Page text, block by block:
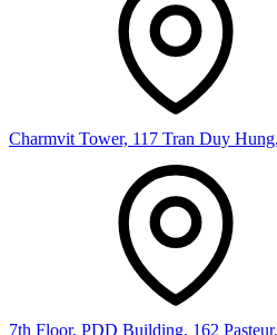
Charmvit Tower, 117 Tran Duy
7th Floor, PDD Building, 162